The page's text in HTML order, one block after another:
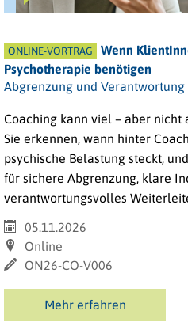
ONLINE-VORTRAG
Wenn
Psychotherapie benötigen
Abgrenzung und
Coaching kann viel – aber nicht
Sie erkennen, wann hinter
psychische Belastung steckt, und
für sichere Abgrenzung, klare
verantwortungsvolles
05.11.2026
Online
ON26-CO-V006
Mehr erfahren